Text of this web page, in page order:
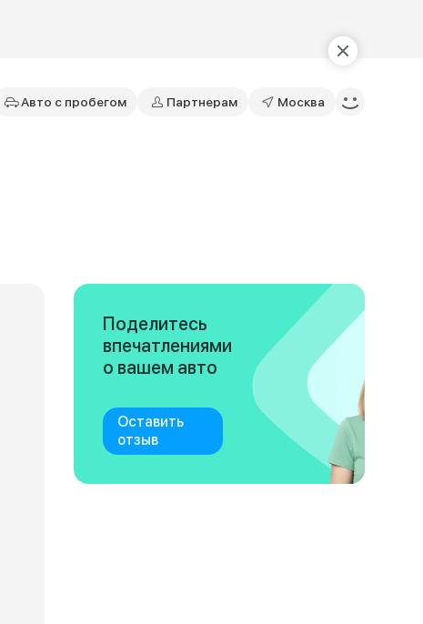
Авто с пробегом Партнерам Москва
Поделитесь
впечатлениями
о вашем авто
Оставить
отзыв